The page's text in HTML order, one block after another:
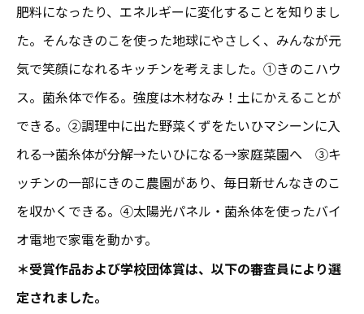
肥料になったり、エネルギーに変化することを知りまし
た。そんなきのこを使った地球にやさしく、みんなが元
気で笑顔になれるキッチンを考えました。①きのこハウ
ス。菌糸体で作る。強度は木材なみ！土にかえることが
できる。②調理中に出た野菜くずをたいひマシーンに入
れる→菌糸体が分解→たいひになる→家庭菜園へ ➂キ
ッチンの一部にきのこ農園があり、毎日新せんなきのこ
を収かくできる。④太陽光パネル・菌糸体を使ったバイ
オ電地で家電を動かす。
＊受賞作品および学校団体賞は、以下の審査員により選
定されました。